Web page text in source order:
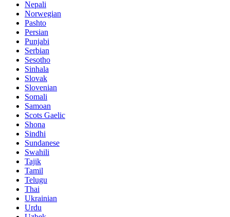
Nepali
Norwegian
Pashto
Persian
Punjabi
Serbian
Sesotho
Sinhala
Slovak
Slovenian
Somali
Samoan
Scots Gaelic
Shona
Sindhi
Sundanese
Swahili
Tajik
Tamil
Telugu
Thai
Ukrainian
Urdu